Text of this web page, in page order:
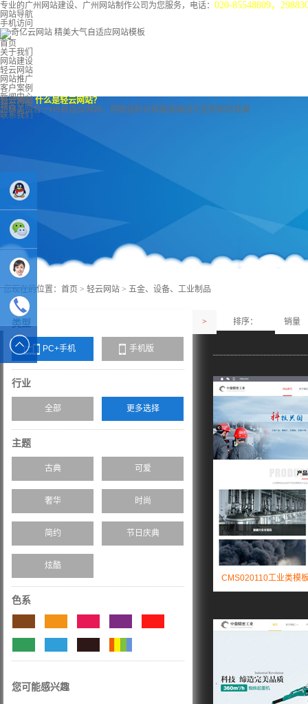
专业的广州网站建设、广州网站制作公司为您服务，电话： 020-85548809，
网站导航
手机访问
首页
关于我们
网站建设
轻云网站
网站推广
客户案例
新闻中心
域名空间
联系我们
轻云网站 什么是轻云网站？
超精美三合一H5自适应网站，用极低的价格做高端设计定制站的效果
您现在的位置： 首页 > 轻云网站 > 五金、设备、工业制品
类型
PC+手机 手机版
行业
全部 更多选择
主题
古典 可爱
奢华 时尚
简约 节日庆典
炫酷
色系
您可能感兴趣
> 排序： 销量
CMS020110工业类模
业务
QQ：
81233044
售后Q :
2589562336
电话 :
19928326554